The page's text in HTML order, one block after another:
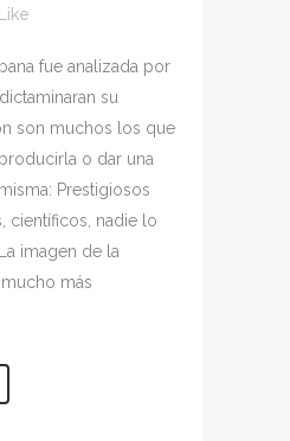
Like
fue analizada por
su
son muchos los que
o dar una
Prestigiosos
científicos, nadie lo
imagen de la
mucho más